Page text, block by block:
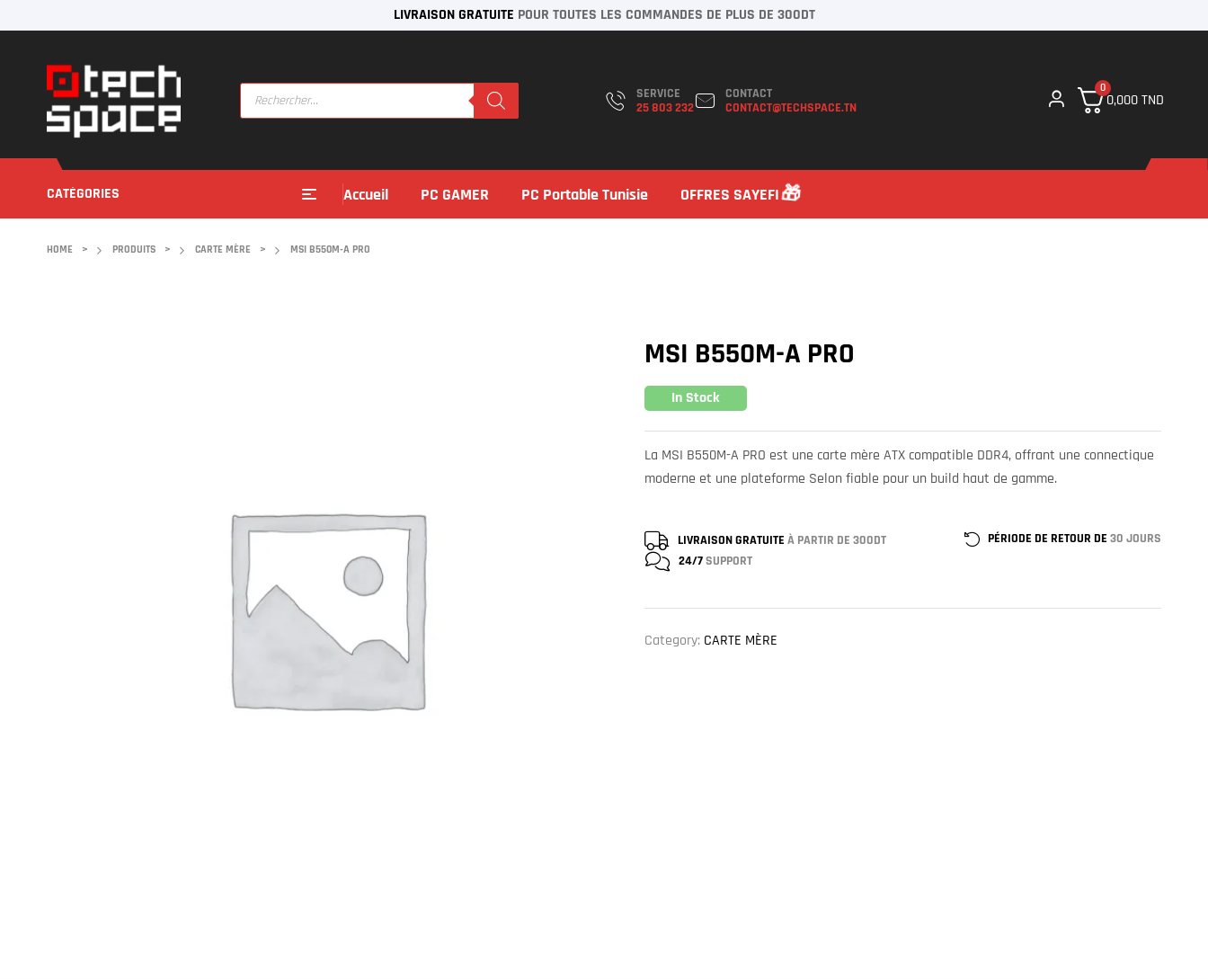
LIVRAISON GRATUITE POUR TOUTES LES COMMANDES DE PLUS DE 300DT
SERVICE
25 803 232
CONTACT
CONTACT@TECHSPACE.TN
0
0,000TND
CATÉGORIES Accueil PC GAMER PC Portable Tunisie OFFRES SAYEFI
HOME > PRODUITS > CARTE MÈRE > MSI B550M-A PRO
MSI B550M-A PRO
In Stock
La MSI B550M-A PRO est une carte mère ATX compatible DDR4, offrant une connectique
moderne et une plateforme Selon fiable pour un build haut de gamme.
LIVRAISON GRATUITE À PARTIR DE 300DT PÉRIODE DE RETOUR DE 30 JOURS
24/7SUPPORT
Category: CARTE MÈRE